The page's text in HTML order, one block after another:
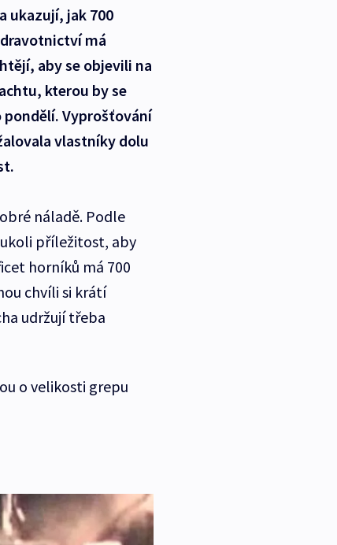
ukazují, jak 700
má
aby se objevili na
kterou by se
Vyprošťování
vlastníky dolu
náladě. Podle
příležitost, aby
horníků má 700
chvíli si krátí
udržují třeba
o velikosti grepu